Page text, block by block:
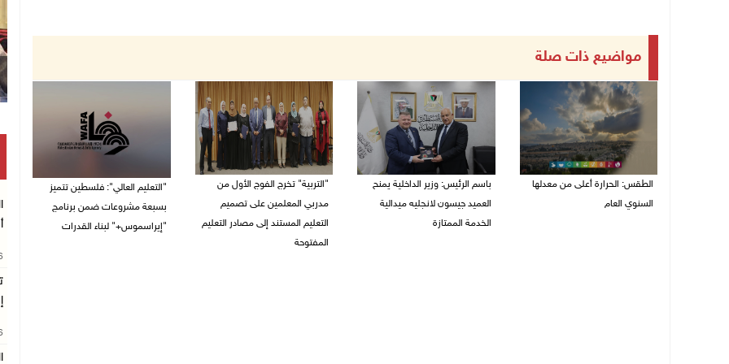
مواضيع ذات صلة
الطقس: الحرارة أعلى من معدلها
السنوي العام
باسم الرئيس: وزير الداخلية يمنح
العميد جيسون لانجليه ميدالية
الخدمة الممتازة
"التربية" تخرج الفوج الأول من
مدربي المعلمين على تصميم
التعليم المستند إلى مصادر التعليم
المفتوحة
"التعليم العالي": فلسطين تتميز
بسبعة مشروعات ضمن برنامج
"إيراسموس+" لبناء القدرات